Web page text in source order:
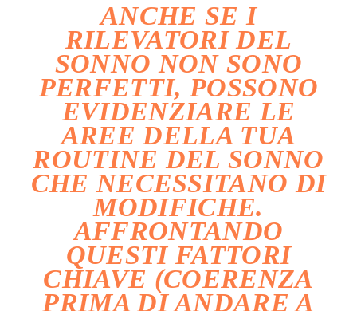
ANCHE SE I
RILEVATORI DEL
SONNO NON SONO
PERFETTI, POSSONO
EVIDENZIARE LE
AREE DELLA TUA
ROUTINE DEL SONNO
CHE NECESSITANO DI
MODIFICHE.
AFFRONTANDO
QUESTI FATTORI
CHIAVE (COERENZA
PRIMA DI ANDARE A